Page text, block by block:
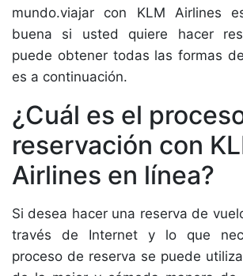
mundo.viajar con KLM Airlines
buena si usted quiere hacer
puede obtener todas las formas
es a continuación.
¿Cuál es el
reservación con
Airlines en línea?
Si desea hacer una reserva de
través de Internet y lo que
proceso de reserva se puede